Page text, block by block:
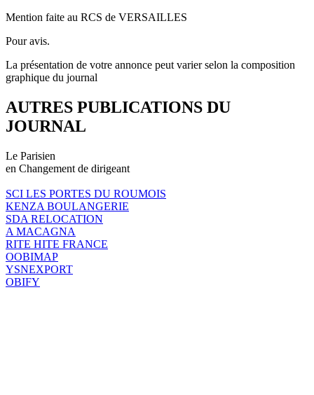
Mention faite au RCS de VERSAILLES
Pour avis.
La présentation de votre annonce peut varier selon la composition
graphique du journal
AUTRES PUBLICATIONS DU
JOURNAL
Le Parisien
en Changement de dirigeant
SCI LES PORTES DU ROUMOIS
KENZA BOULANGERIE
SDA RELOCATION
A MACAGNA
RITE HITE FRANCE
OOBIMAP
YSNEXPORT
OBIFY